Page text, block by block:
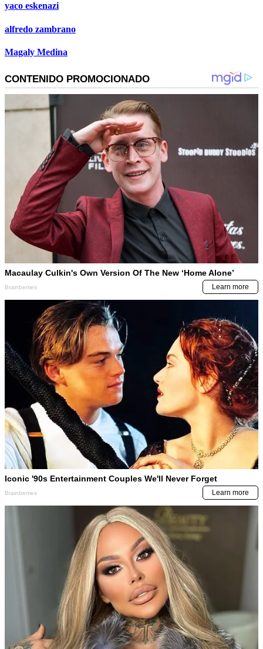
yaco eskenazi
alfredo zambrano
Magaly Medina